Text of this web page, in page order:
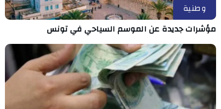
وطنية
مؤشرات جديدة عن الموسم السياحي في تونس